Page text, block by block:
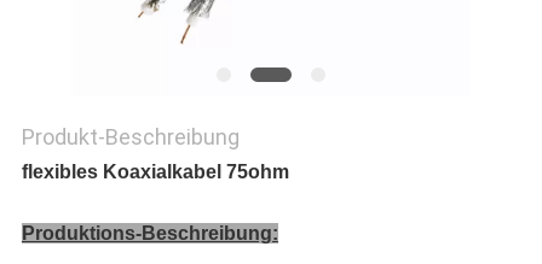
Produkt-Beschreibung
flexibles Koaxialkabel 75ohm
Produktions-Beschreibung: